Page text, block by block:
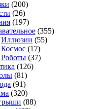
(200)
(26)
(197)
(355)
Иллюзии (55)
Космос (17)
Роботы (37)
(126)
(81)
(91)
(320)
(88)